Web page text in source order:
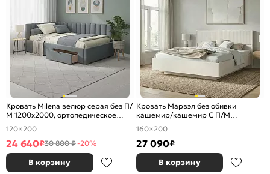
Кровать Milena велюр серая без П/
М 1200x2000, ортопедическое
основание, изголовье мягкое
120×200
24 640₽30 800 ₽-20%
В корзину
Кровать Марвэл без обивки
кашемир/кашемир С П/М
1600x2000, ортопедическое
основание, изголовье жесткое
160×200
27 090₽
В корзину